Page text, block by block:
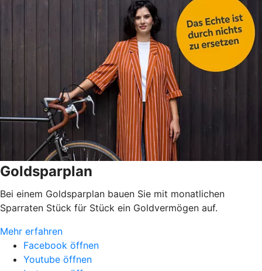
Goldsparplan
Bei einem Goldsparplan bauen Sie mit monatlichen
Sparraten Stück für Stück ein Goldvermögen auf.
Mehr erfahren
Facebook öffnen
Youtube öffnen